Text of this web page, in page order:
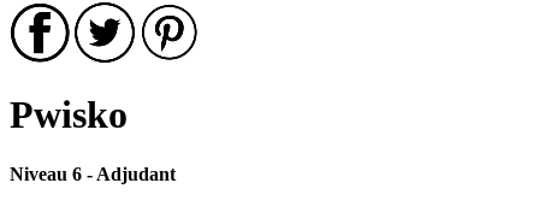
Pwisko
Niveau 6 - Adjudant